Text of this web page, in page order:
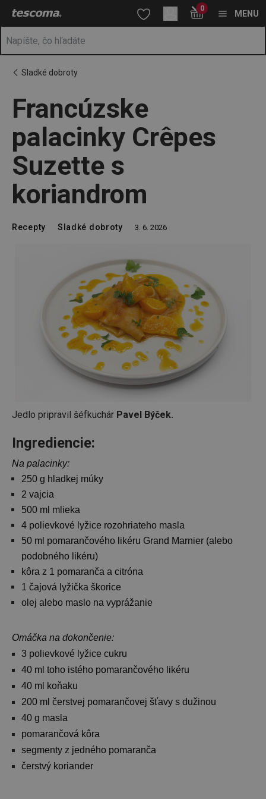
Nachádzate sa na stránke Francúzske palacinky Crêpes
Prejsť na hlavný obsah
Prejsť na vyhľadávanie
Prejsť na navigáciu 0
MENU
Sladké dobroty
Francúzske
palacinky Crêpes
Suzette s
koriandrom
Recepty Sladké dobroty 3. 6. 2026
Jedlo pripravil šéfkuchár Pavel Býček.
Ingrediencie: ​​​​​​​
Na palacinky:
250 g hladkej múky
2 vajcia
500 ml mlieka
4 polievkové lyžice rozohriateho masla
50 ml pomarančového likéru Grand Marnier (alebo
podobného likéru)
kôra z 1 pomaranča a citróna
1 čajová lyžička škorice
olej alebo maslo na vyprážanie
Omáčka na dokončenie:
3 polievkové lyžice cukru
40 ml toho istého pomarančového likéru
40 ml koňaku
200 ml čerstvej pomarančovej šťavy s dužinou
40 g masla
pomarančová kôra
segmenty z jedného pomaranča
čerstvý koriander